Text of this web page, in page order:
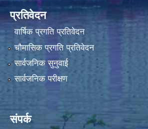
प्रतिवेदन
वार्षिक प्रगति प्रतिवेदन
चौमासिक प्रगति प्रतिवेदन
सार्वजनिक सुनुवाई
सार्वजनिक परीक्षण
संपर्क